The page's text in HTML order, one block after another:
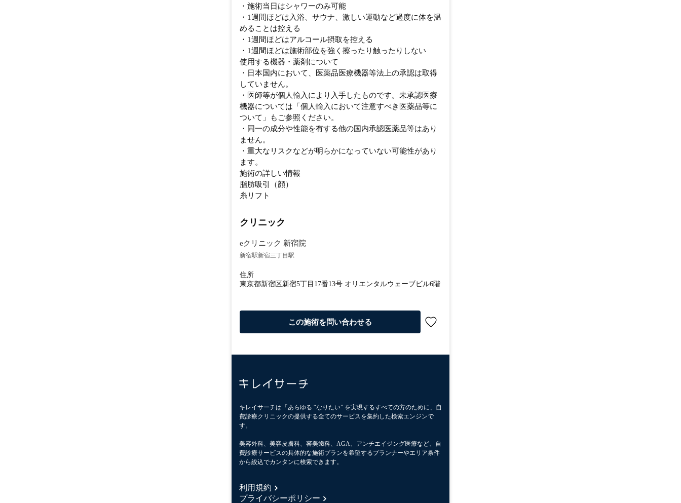
・施術当日はシャワーのみ可能
・1週間ほどは入浴、サウナ、激しい運動など過度に体を温
めることは控える
・1週間ほどはアルコール摂取を控える
・1週間ほどは施術部位を強く擦ったり触ったりしない
使用する機器・薬剤について
・日本国内において、医薬品医療機器等法上の承認は取得
していません。
・医師等が個人輸入により入手したものです。未承認医療
機器については「個人輸入において注意すべき医薬品等に
ついて」もご参照ください。
・同一の成分や性能を有する他の国内承認医薬品等はあり
ません。
・重大なリスクなどが明らかになっていない可能性があり
ます。
施術の詳しい情報
脂肪吸引（顔）
糸リフト
クリニック
eクリニック 新宿院
新宿駅新宿三丁目駅
住所
東京都新宿区新宿5丁目17番13号 オリエンタルウェーブビル6階
この施術を問い合わせる
キレイサーチは「あらゆる “なりたい” を実現するすべての方のために、自
費診療クリニックの提供する全てのサービスを集約した検索エンジンで
す。
美容外科、美容皮膚科、審美歯科、AGA、アンチエイジング医療など、自
費診療サービスの具体的な施術プランを希望するプランナーやエリア条件
から絞込でカンタンに検索できます。
利用規約
プライバシーポリシー